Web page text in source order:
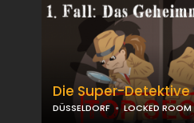
Die Super-Detektive
DÜSSELDORF LOCKED ROOM